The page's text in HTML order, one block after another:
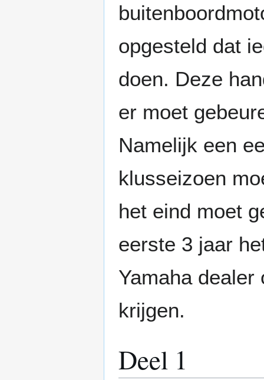
opgesteld dat
doen. Deze
er moet
Namelijk een
klusseizoen
het eind moet
eerste 3 jaar
Yamaha
krijgen.
Deel 1